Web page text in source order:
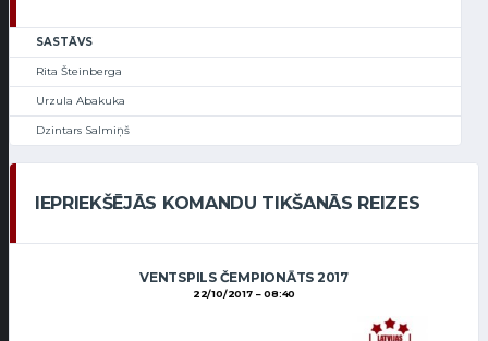
SASTĀVS
Rita Šteinberga
Urzula Abakuka
Dzintars Salmiņš
IEPRIEKŠĒJĀS KOMANDU TIKŠANĀS REIZES
VENTSPILS ČEMPIONĀTS 2017
22/10/2017 08:40